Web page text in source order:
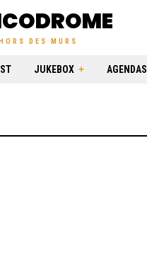
DES MURS
JUKEBOX AGENDAS